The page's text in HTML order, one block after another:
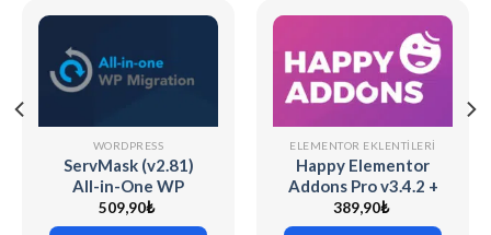
WORDPRESS
ServMask (v2.81)
All-in-One WP
Migration Unlimited
Extension
509,90₺
ELEMENTOR EKLENTILERI
Happy Elementor
Addons Pro v3.4.2 +
v3.20.3
389,90₺